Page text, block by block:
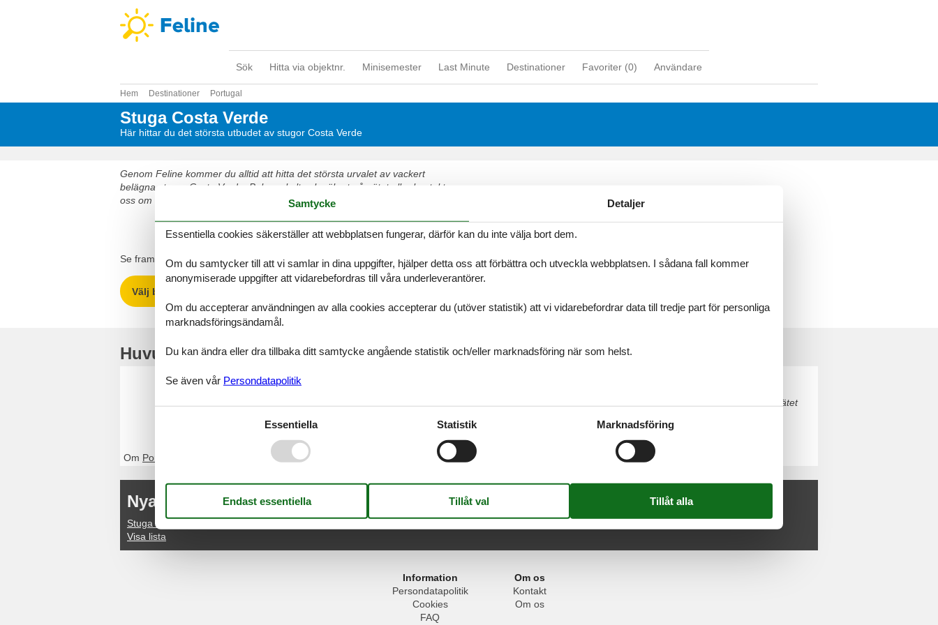
Sök Hitta via objektnr. Minisemester Last Minute Destinationer Favoriter (0) Användare
Hem Destinationer Portugal
Stuga Costa Verde
Här hittar du det största utbudet av stugor Costa Verde
Genom Feline kommer du alltid att hitta det största urvalet av vackert
belägna stugor Costa Verde. Boka enkelt och säkert på nätet eller kontakta
oss om du har frågor.
Se fram emot en underbar semester med gott om tid för varandra i en vacker stuga Costa Verde
Välj bland 225 stugor
Huvudtoppartiklar
Stuga Portugal
Genom Feline kommer du alltid att hitta det största urvalet av vackert belägna stugor Portugal. Boka enkelt och säkert på nätet
Om Portugal
Nya artiklar om Costa Verde
Stuga Costa Verde
Visa lista
Information
Persondatapolitik
Cookies
FAQ
Om os
Kontakt
Om os
Samtycke Detaljer
Essentiella cookies säkerställer att webbplatsen fungerar, därför kan du inte välja bort dem.
Om du samtycker till att vi samlar in dina uppgifter, hjälper detta oss att förbättra och utveckla webbplatsen. I sådana fall kommer
anonymiserade uppgifter att vidarebefordras till våra underleverantörer.
Om du accepterar användningen av alla cookies accepterar du (utöver statistik) att vi vidarebefordrar data till tredje part för personliga
marknadsföringsändamål.
Du kan ändra eller dra tillbaka ditt samtycke angående statistik och/eller marknadsföring när som helst.
Se även vår Persondatapolitik
Essentiella Statistik Marknadsföring